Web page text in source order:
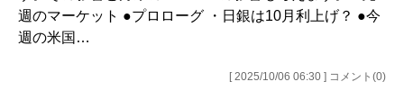
週のマーケット ●プロローグ ・日銀は10月利上げ？ ●今
週の米国…
[ 2025/10/06 06:30 ] コメント(0)